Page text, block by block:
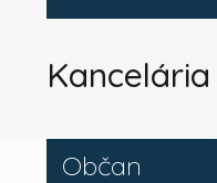
Občan